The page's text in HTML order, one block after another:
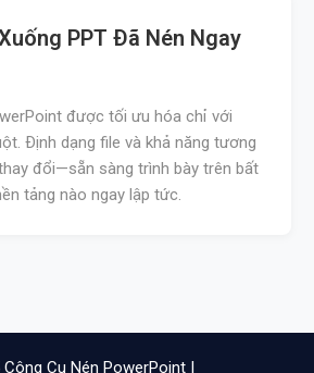
PPT Đã Nén Ngay
được tối ưu hóa chỉ với
Định dạng file và khả năng tương
đổi—sẵn sàng trình bày trên bất
tảng nào ngay lập tức.
Cụ Nén PowerPoint |